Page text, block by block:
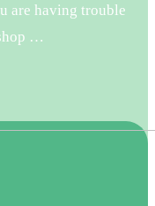
are having trouble
…